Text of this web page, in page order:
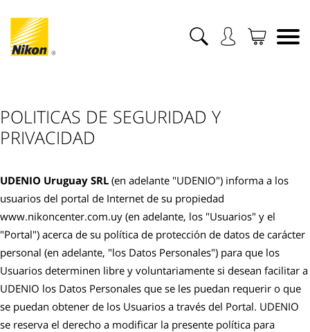
POLITICAS DE SEGURIDAD Y
PRIVACIDAD
UDENIO Uruguay SRL (en adelante "UDENIO") informa a los
usuarios del portal de Internet de su propiedad
www.nikoncenter.com.uy (en adelante, los "Usuarios" y el
"Portal") acerca de su política de protección de datos de carácter
personal (en adelante, "los Datos Personales") para que los
Usuarios determinen libre y voluntariamente si desean facilitar a
UDENIO los Datos Personales que se les puedan requerir o que
se puedan obtener de los Usuarios a través del Portal. UDENIO
se reserva el derecho a modificar la presente política para